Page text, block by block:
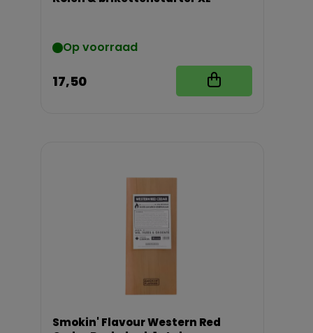
Op voorraad
17,50
Smokin' Flavour Western Red